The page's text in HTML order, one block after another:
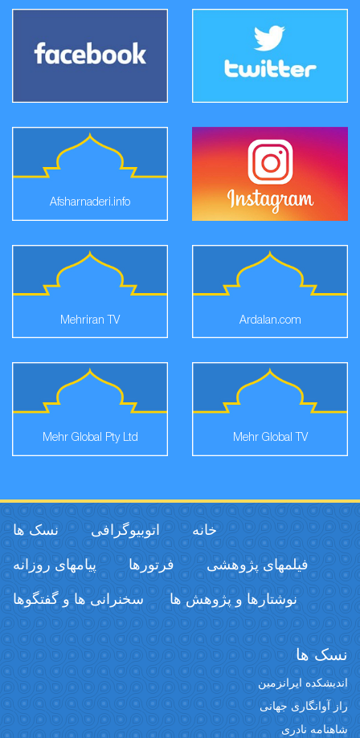
Afsharnaderi.info
Ardalan.com
Mehriran TV
Mehr Global TV
Mehr Global Pty Ltd
خانه اتوبیوگرافی نسک ها
فیلمهای پژوهشی فرتورها پیامهای روزانه
نوشتارها و پژوهش ها سخنرانی ها و گفتگوها
نسک ها
اندیشکده ایرانزمین
راز آوانگاری جهانی
شاهنامه نادری